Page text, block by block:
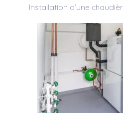
Installation d’une